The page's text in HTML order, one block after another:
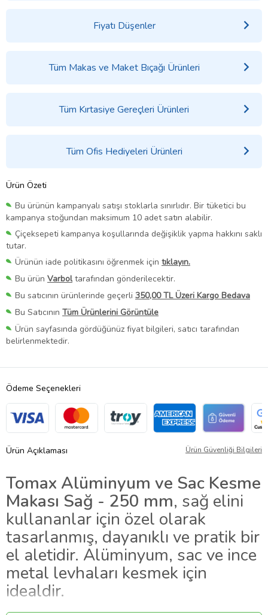
Fiyatı Düşenler
Tüm Makas ve Maket Bıçağı Ürünleri
Tüm Kırtasiye Gereçleri Ürünleri
Tüm Ofis Hediyeleri Ürünleri
Ürün Özeti
Bu ürünün kampanyalı satışı stoklarla sınırlıdır. Bir tüketici bu
kampanya stoğundan maksimum 10 adet satın alabilir.
Çiçeksepeti kampanya koşullarında değişiklik yapma hakkını saklı
tutar.
Ürünün iade politikasını öğrenmek için tıklayın.
Bu ürün Varboltarafından gönderilecektir.
Bu satıcının ürünlerinde geçerli 350,00 TL Üzeri Kargo Bedava
Bu Satıcının Tüm Ürünlerini Görüntüle
Ürün sayfasında gördüğünüz fiyat bilgileri, satıcı tarafından
belirlenmektedir.
Ödeme Seçenekleri
Ürün Açıklaması Ürün Güvenliği Bilgileri
Tomax Alüminyum ve Sac Kesme
Makası Sağ - 250 mm, sağ elini
kullananlar için özel olarak
tasarlanmış, dayanıklı ve pratik bir
el aletidir. Alüminyum, sac ve ince
metal levhaları kesmek için
idealdir.